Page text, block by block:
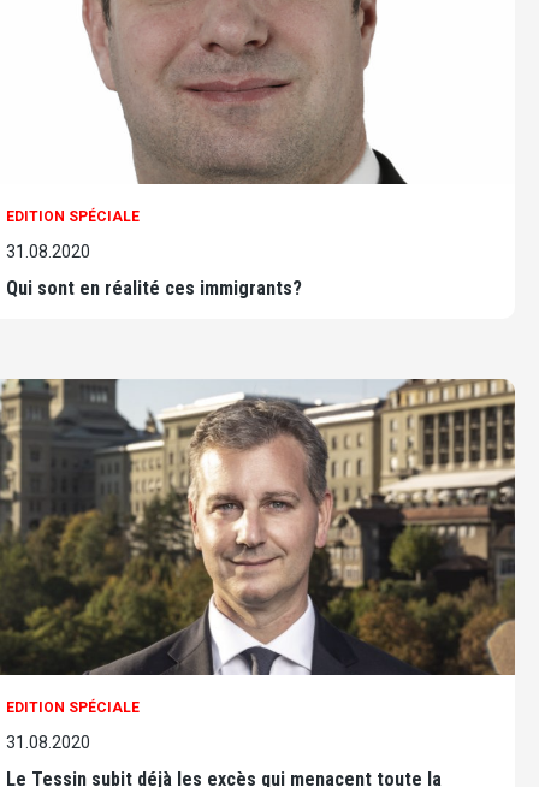
EDITION SPÉCIALE
31.08.2020
Qui sont en réalité ces immigrants?
EDITION SPÉCIALE
31.08.2020
Le Tessin subit déjà les excès qui menacent toute la